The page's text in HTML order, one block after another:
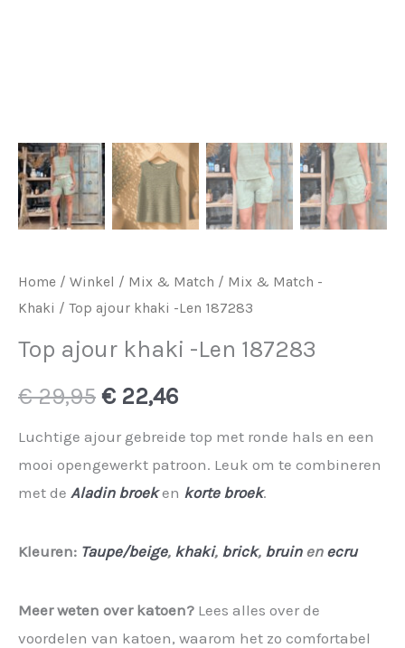
Home / Winkel / Mix & Match / Mix & Match -
Khaki / Top ajour khaki -Len 187283
Top ajour khaki -Len 187283
€29,95 Oorspronkelijke
prijs
was:
€ 22,46Huidige
prijs
is:
Luchtige ajour gebreide top met ronde hals en een
mooi opengewerkt patroon. Leuk om te combineren
met de Aladin broeken korte broek.
Kleuren: Taupe/beige, khaki, brick, bruinen ecru
Meer weten over katoen? Lees alles over de
voordelen van katoen, waarom het zo comfortabel